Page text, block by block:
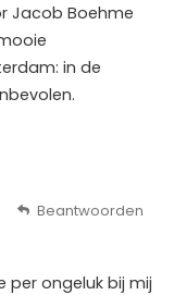
Jacob Boehme
in de
per ongeluk bij mij
Beantwoorden